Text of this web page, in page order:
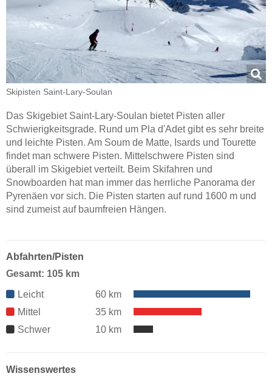
Skipisten Saint-Lary-Soulan
Das Skigebiet Saint-Lary-Soulan bietet Pisten aller
Schwierigkeitsgrade. Rund um Pla d'Adet gibt es sehr breite
und leichte Pisten. Am Soum de Matte, Isards und Tourette
findet man schwere Pisten. Mittelschwere Pisten sind
überall im Skigebiet verteilt. Beim Skifahren und
Snowboarden hat man immer das herrliche Panorama der
Pyrenäen vor sich. Die Pisten starten auf rund 1600 m und
sind zumeist auf baumfreien Hängen.
Abfahrten/Pisten
Gesamt: 105 km
Leicht
60 km
Mittel
35 km
Schwer
10 km
Wissenswertes